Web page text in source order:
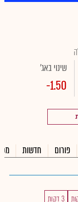
שינוי באג'
-1.50
פורום חדשות
3 דקות